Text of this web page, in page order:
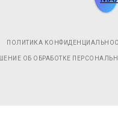
ПОЛИТИКА
ОБ ОБРАБОТКЕ